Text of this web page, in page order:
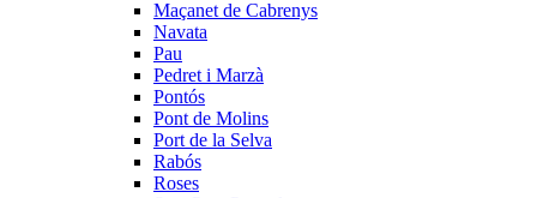
Maçanet de Cabrenys
Navata
Pau
Pedret i Marzà
Pontós
Pont de Molins
Port de la Selva
Rabós
Roses